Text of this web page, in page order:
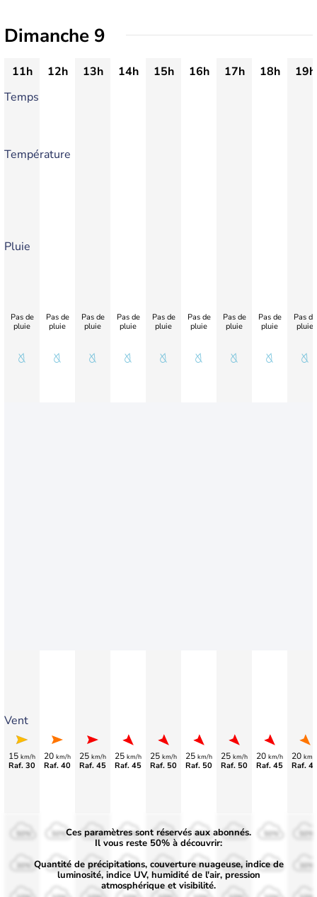
Dimanche 9
11h 12h 13h 14h 15h 16h 17h 18h
19h
Temps
Température
Pluie
Vent
Pas de
pluie
15 km/h
Raf. 30
Pas de
pluie
20 km/h
Raf. 40
Pas de
pluie
25 km/h
Raf. 45
Pas de
pluie
25 km/h
Raf. 45
Pas de
pluie
25 km/h
Raf. 50
Pas de
pluie
25 km/h
Raf. 50
Pas de
pluie
25 km/h
Raf. 50
Pas de
pluie
20 km/h
Raf. 45
Pas de
pluie
20 km/
Raf.
50%
30%
50%
30%
50%
30%
50%
30%
50%
30%
50%
30%
50%
30%
Ces paramètres sont réservés aux abonnés.
Il vous reste 50% à découvrir:
Quantité de précipitations, couverture nuageuse, indice de
luminosité, indice UV, humidité de l'air, pression
atmosphérique et visibilité.